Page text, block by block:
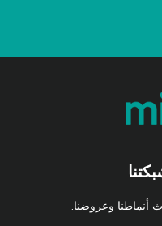
وعروضنا.